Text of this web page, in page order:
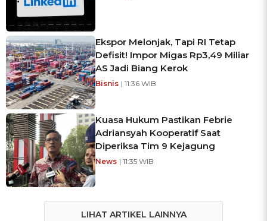
Ekspor Melonjak, Tapi RI Tetap
Defisit! Impor Migas Rp3,49 Miliar
AS Jadi Biang Kerok
Bisnis | 11:36 WIB
Kuasa Hukum Pastikan Febrie
Adriansyah Kooperatif Saat
Diperiksa Tim 9 Kejagung
News | 11:35 WIB
LIHAT ARTIKEL LAINNYA